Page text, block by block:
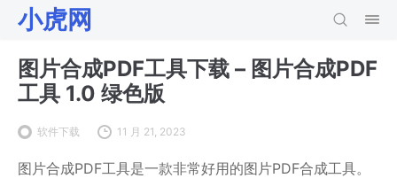
小虎网
图片合成PDF工具下载 – 图片合成PDF
工具 1.0 绿色版
软件下载 11 月 21, 2023
图片合成PDF工具是一款非常好用的图片PDF合成工具。